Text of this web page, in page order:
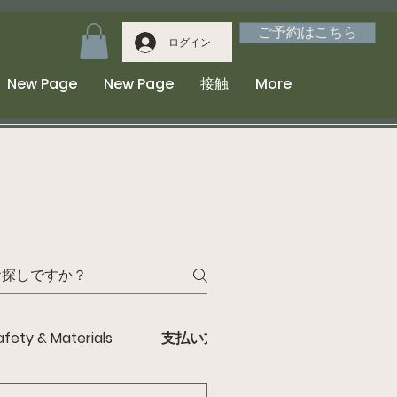
ログイン ご予約はこちら
New Page New Page 接触 More
& Materials 支払い方法